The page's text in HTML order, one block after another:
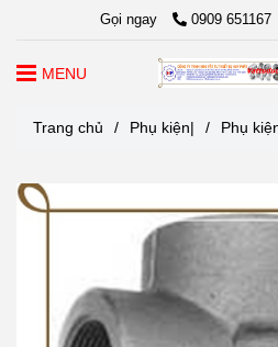
Gọi ngay 0909 651167
MENU
Trang chủ / Phụ kiện| / Phụ